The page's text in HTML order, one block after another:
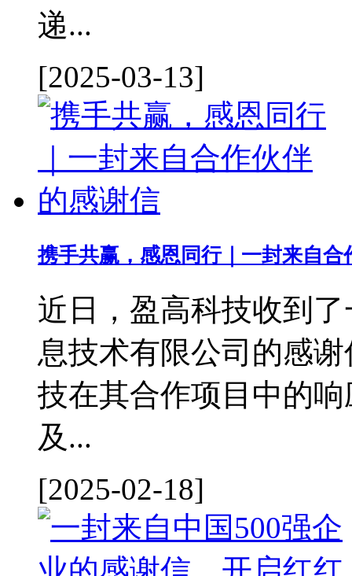
递...
[2025-03-13]
携手共赢，感恩同行｜一封来自合
近日，盈高科技收到
息技术有限公司的感
技在其合作项目中的
及...
[2025-02-18]